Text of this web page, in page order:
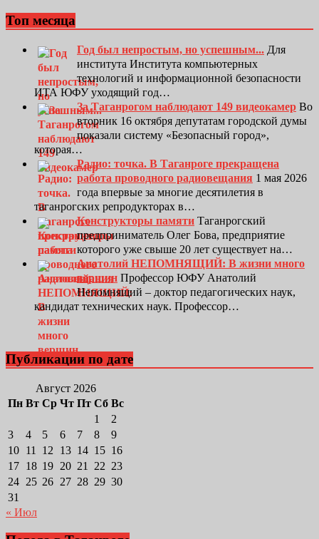
Топ месяца
Год был непростым, но успешным... Для
института Института компьютерных
технологий и информационной безопасности
ИТА ЮФУ уходящий год…
За Таганрогом наблюдают 149 видеокамер Во
вторник 16 октября депутатам городской думы
показали систему «Безопасный город»,
которая…
Радио: точка. В Таганроге прекращена
работа проводного радиовещания 1 мая 2026
года впервые за многие десятилетия в
таганрогских репродукторах в…
Конструкторы памяти Таганрогский
предприниматель Олег Бова, предприятие
которого уже свыше 20 лет существует на…
Анатолий НЕПОМНЯЩИЙ: В жизни много
вершин Профессор ЮФУ Анатолий
Непомнящий – доктор педагогических наук,
кандидат технических наук. Профессор…
Публикации по дате
Август 2026
Пн Вт Ср Чт Пт Сб Вс
1
2
3
4 5 6 7 8
9
10 11 12 13 14 15 16
17 18 19 20 21 22 23
24 25 26 27 28 29 30
31
« Июл